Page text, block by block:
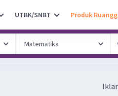
UTBK/SNBT Produk